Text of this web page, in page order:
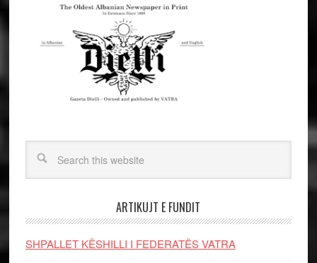
ARTIKUJT E FUNDIT
SHPALLET KËSHILLI I FEDERATËS VATRA